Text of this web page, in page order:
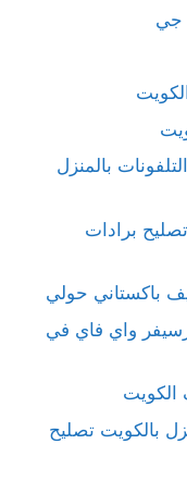
جي
بالمنزل
ساعة فني تصليح برادات
باكستاني حولي
واي فاي في
الكويت
بالكويت تصليح